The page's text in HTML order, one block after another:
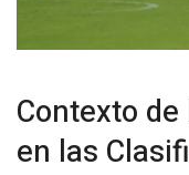
Contexto
en las